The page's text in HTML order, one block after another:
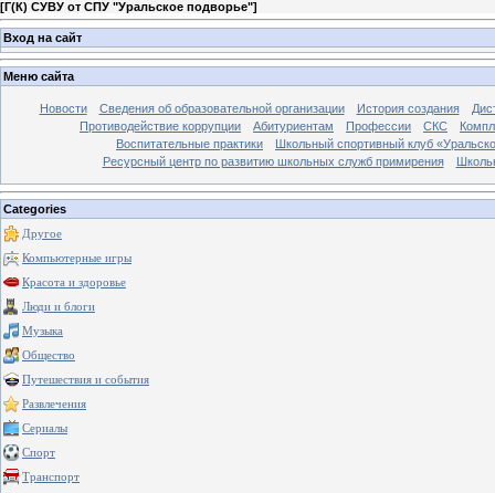
[Г(К) СУВУ от СПУ "Уральское подворье"]
Вход на сайт
Меню сайта
Новости Сведения об образовательной организации История создания
Противодействие коррупции
Абитуриентам Профессии СКС
Воспитательные практики
Школьный спортивный клуб
Ресурсный центр по развитию школьных служб примирения
Categories
Другое
Компьютерные игры
Красота и здоровье
Люди и блоги
Музыка
Общество
Путешествия и события
Развлечения
Сериалы
Спорт
Транспорт